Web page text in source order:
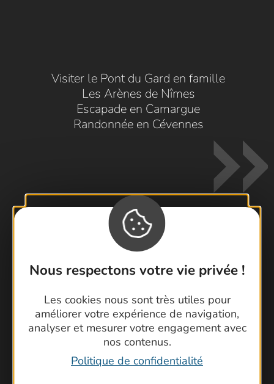
Nous respectons votre vie privée !
Les cookies nous sont très utiles pour
améliorer votre expérience de navigation,
analyser et mesurer votre engagement avec
nos contenus.
Politique de confidentialité
Visiter le Pont du Gard en famille
Les Arènes de Nîmes
Escapade en Camargue
Randonnée en Cévennes
Contactez-nous !
Foire aux questions
Cartoguides et Topoguides
Latitude Gard